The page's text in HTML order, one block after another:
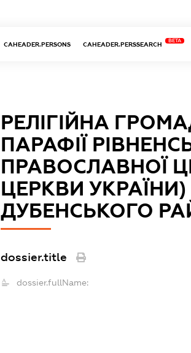
CAHEADER.PERSONS CAHEADER.PERSSEARCH
BETA
РЕЛІГІЙНА
ПАРАФІЇ
ПРАВОСЛАВНОЇ
ЦЕРКВИ
ДУБЕНСЬКОГО
dossier.title
dossier.fullName: